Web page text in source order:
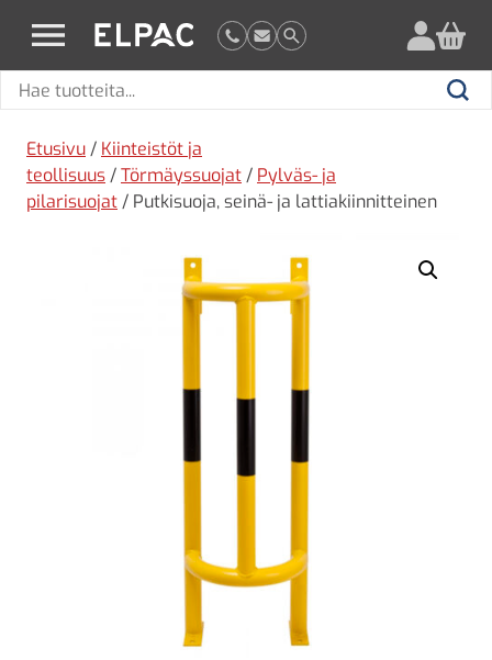
elpac.fi
Hae
Hae
Etusivu / Kiinteistöt ja
teollisuus /Törmäyssuojat / Pylväs- ja
pilarisuojat / Putkisuoja, seinä- ja lattiakiinnitteinen